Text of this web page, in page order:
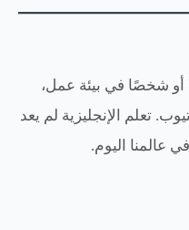
أو شخصًا في بيئة عمل،
تعلم الإنجليزية لم يعد
في عالمنا اليوم.